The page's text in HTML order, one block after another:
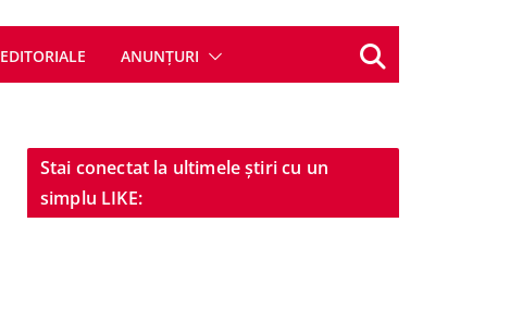
EDITORIALE ANUNȚURI
Stai conectat la ultimele știri cu un
simplu LIKE: